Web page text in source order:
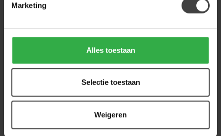
Marketing
Alles toestaan
Selectie toestaan
Weigeren
Recent bekeken